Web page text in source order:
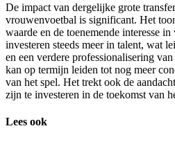
De impact van dergelijke grote
vrouwenvoetbal is significant. Het
waarde en de toenemende interesse
investeren steeds meer in talent, wat
en een verdere professionalisering
kan op termijn leiden tot nog meer
van het spel. Het trekt ook de
zijn te investeren in de toekomst van
Lees ook